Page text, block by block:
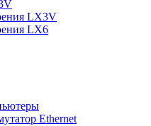
LX3V
LX6
Ethernet